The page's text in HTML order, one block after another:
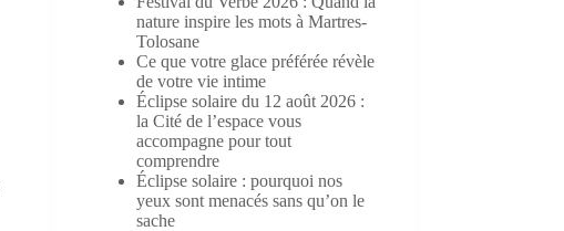
nature inspire les mots à Martres-
Tolosane
Ce que votre glace préférée révèle
de votre vie intime
Éclipse solaire du 12 août 2026 :
la Cité de l’espace vous
accompagne pour tout
comprendre
Éclipse solaire : pourquoi nos
yeux sont menacés sans qu’on le
sache